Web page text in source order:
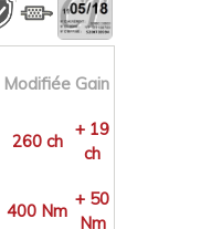
Modifiée Gain
260 ch
+ 19
ch
400 Nm
+ 50
Nm